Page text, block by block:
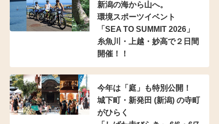
新潟の海から山へ。
環境スポーツイベント
「SEA TO SUMMIT 2026」
糸魚川・上越・妙高で２日間
開催！！
今年は「庭」も特別公開！
城下町・新発田 (新潟) の寺町
がひらく